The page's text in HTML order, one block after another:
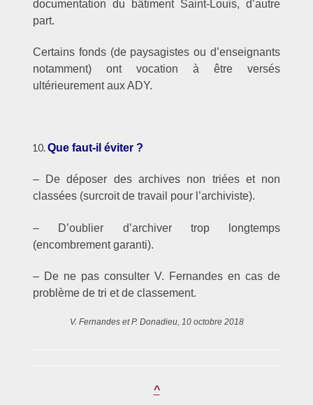
documentation du bâtiment Saint-Louis, d’autre
part.
Certains fonds (de paysagistes ou d’enseignants
notamment) ont vocation à être versés
ultérieurement aux ADY.
Que faut-il éviter ?
– De déposer des archives non triées et non
classées (surcroit de travail pour l’archiviste).
– D’oublier d’archiver trop longtemps
(encombrement garanti).
– De ne pas consulter V. Fernandes en cas de
problème de tri et de classement.
V. Fernandes et P. Donadieu, 10 octobre 2018
^